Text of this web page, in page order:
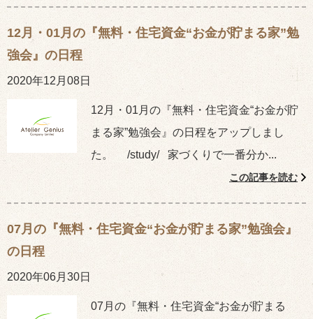
12月・01月の『無料・住宅資金“お金が貯まる家”勉
強会』の日程
2020年12月08日
12月・01月の『無料・住宅資金“お金が貯
まる家”勉強会』の日程をアップしまし
た。 /study/ 家づくりで一番分か...
この記事を読む
07月の『無料・住宅資金“お金が貯まる家”勉強会』
の日程
2020年06月30日
07月の『無料・住宅資金“お金が貯まる